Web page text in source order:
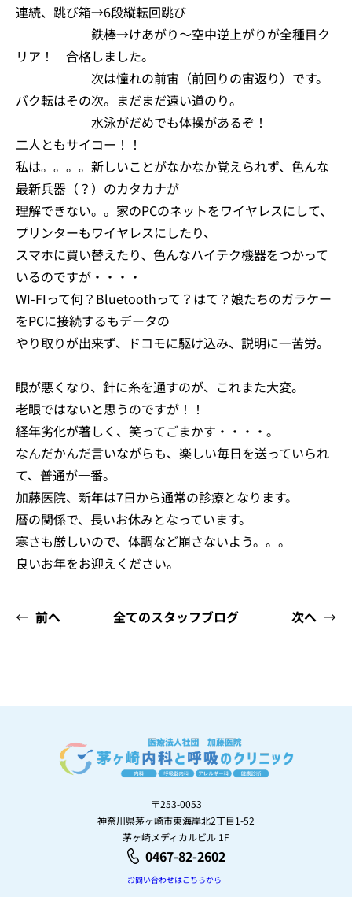
連続、跳び箱→6段縦転回跳び
鉄棒→けあがり～空中逆上がりが全種目ク
リア！ 合格しました。
次は憧れの前宙（前回りの宙返り）です。
バク転はその次。まだまだ遠い道のり。
水泳がだめでも体操があるぞ！
二人ともサイコー！！
私は。。。。新しいことがなかなか覚えられず、色んな
最新兵器（？）のカタカナが
理解できない。。家のPCのネットをワイヤレスにして、
プリンターもワイヤレスにしたり、
スマホに買い替えたり、色んなハイテク機器をつかって
いるのですが・・・・
WI-FIって何？Bluetoothって？はて？娘たちのガラケー
をPCに接続するもデータの
やり取りが出来ず、ドコモに駆け込み、説明に一苦労。
眼が悪くなり、針に糸を通すのが、これまた大変。
老眼ではないと思うのですが！！
経年劣化が著しく、笑ってごまかす・・・・。
なんだかんだ言いながらも、楽しい毎日を送っていられ
て、普通が一番。
加藤医院、新年は7日から通常の診療となります。
暦の関係で、長いお休みとなっています。
寒さも厳しいので、体調など崩さないよう。。。
良いお年をお迎えください。
← 前へ 全てのスタッフブログ 次へ →
〒253-0053
神奈川県茅ヶ崎市東海岸北2丁目1-52
茅ヶ崎メディカルビル 1F
0467-82-2602
お問い合わせはこちらから